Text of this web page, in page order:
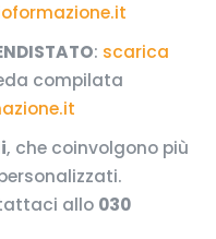
: scarica
compilata
, che coinvolgono più
allo 030